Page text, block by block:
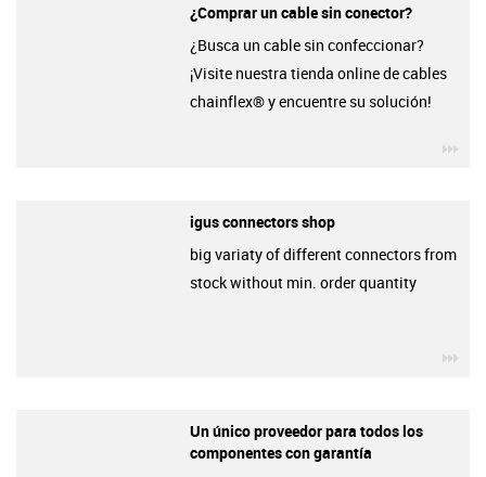
¿Comprar un cable sin conector?
¿Busca un cable sin confeccionar?
¡Visite nuestra tienda online de cables
chainflex® y encuentre su solución!
igus connectors shop
big variaty of different connectors from
stock without min. order quantity
Un único proveedor para todos los
componentes con garantía